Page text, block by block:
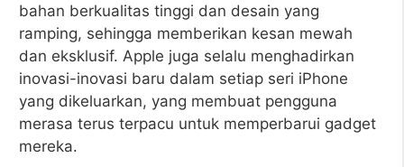
bahan berkualitas tinggi dan desain yang
ramping, sehingga memberikan kesan mewah
dan eksklusif. Apple juga selalu menghadirkan
inovasi-inovasi baru dalam setiap seri iPhone
yang dikeluarkan, yang membuat pengguna
merasa terus terpacu untuk memperbarui gadget
mereka.